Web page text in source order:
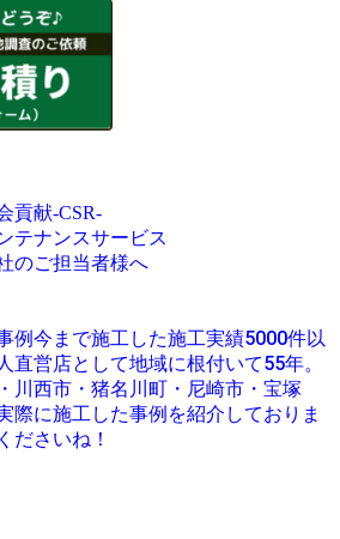
貢献-CSR-
テナンスサービス
のご担当者様へ
例今まで施工した施工実績5000件以
直営店として地域に根付いて55年。
川西市・猪名川町・尼崎市・宝塚
際に施工した事例を紹介しておりま
ださいね！